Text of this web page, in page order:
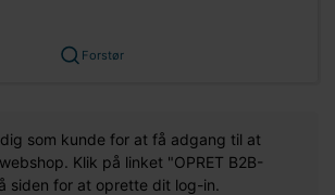
Forstør
som kunde for at få adgang til at
Klik på linket "OPRET B2B-
siden for at oprette dit log-in.